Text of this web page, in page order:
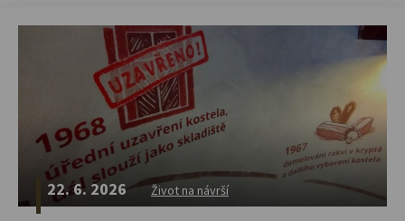
22. 6. 2026 Život na návrší